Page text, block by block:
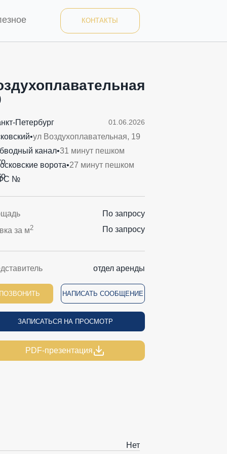
КОНТАКТЫ
01.06.2026
Петербург
•ул Воздухоплавательная, 19
канал•31 минут пешком
ворота•27 минут пешком
№
По запросу
за м2 По запросу
отдел аренды
ПОЗВОНИТЬ НАПИСАТЬ СООБЩЕНИЕ
ЗАПИСАТЬСЯ НА ПРОСМОТР
PDF-презентация
Нет